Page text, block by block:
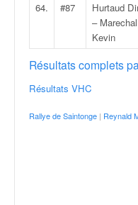
64. #87
Hurtaud
– Marechal
Kevin
Résultats complets
Résultats VHC
Rallye de Saintonge | Reynald